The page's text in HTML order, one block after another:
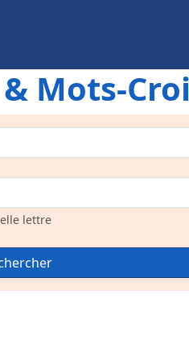
& Mots-
lettre